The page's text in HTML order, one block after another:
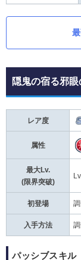
隠鬼の宿る邪
レア度
属性
最大Lv.
(限界突破)
初登場
入手方法
パッシブスキル